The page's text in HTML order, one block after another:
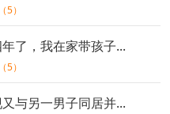
（5）
了，我在家带孩子...
（5）
与另一男子同居并...